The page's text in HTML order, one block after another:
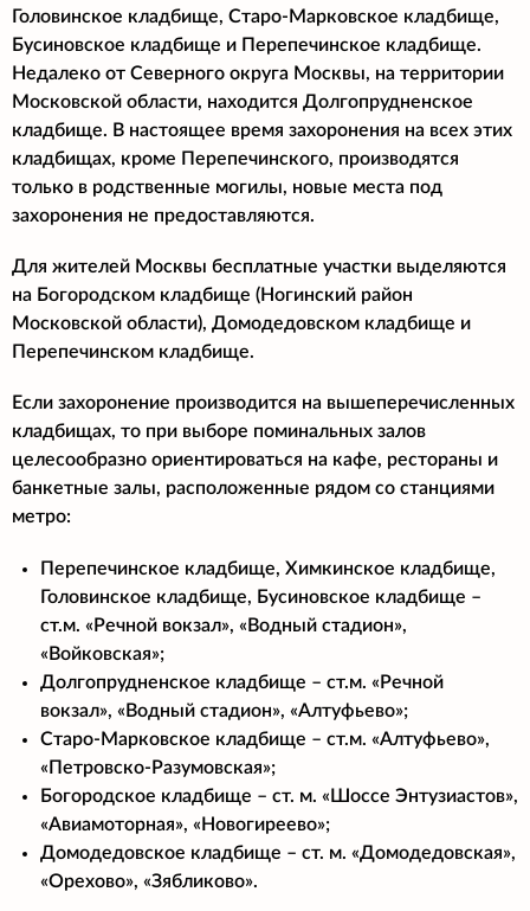
Головинское кладбище, Старо-Марковское кладбище,
Бусиновское кладбище и Перепечинское кладбище.
Недалеко от Северного округа Москвы, на территории
Московской области, находится Долгопрудненское
кладбище. В настоящее время захоронения на всех этих
кладбищах, кроме Перепечинского, производятся
только в родственные могилы, новые места под
захоронения не предоставляются.
Для жителей Москвы бесплатные участки выделяются
на Богородском кладбище (Ногинский район
Московской области), Домодедовском кладбище и
Перепечинском кладбище.
Если захоронение производится на вышеперечисленных
кладбищах, то при выборе поминальных залов
целесообразно ориентироваться на кафе, рестораны и
банкетные залы, расположенные рядом со станциями
метро:
Перепечинское кладбище, Химкинское кладбище,
Головинское кладбище, Бусиновское кладбище –
ст.м. «Речной вокзал», «Водный стадион»,
«Войковская»;
Долгопрудненское кладбище – ст.м. «Речной
вокзал», «Водный стадион», «Алтуфьево»;
Старо-Марковское кладбище – ст.м. «Алтуфьево»,
«Петровско-Разумовская»;
Богородское кладбище – ст. м. «Шоссе Энтузиастов»,
«Авиамоторная», «Новогиреево»;
Домодедовское кладбище – ст. м. «Домодедовская»,
«Орехово», «Зябликово».